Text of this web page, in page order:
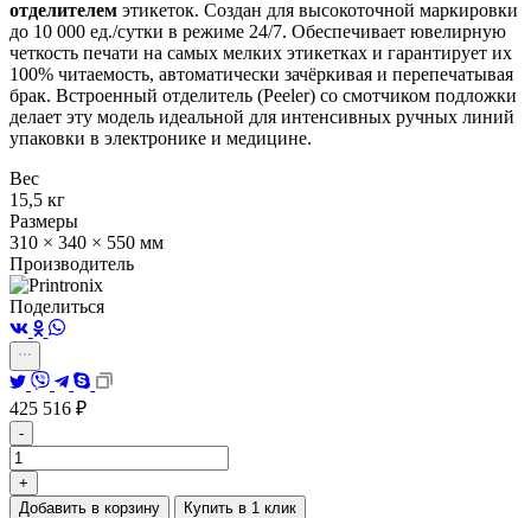
отделителем этикеток. Создан для высокоточной маркировки
до 10 000 ед./сутки в режиме 24/7. Обеспечивает ювелирную
четкость печати на самых мелких этикетках и гарантирует их
100% читаемость, автоматически зачёркивая и перепечатывая
брак. Встроенный отделитель (Peeler) со смотчиком подложки
делает эту модель идеальной для интенсивных ручных линий
упаковки в электронике и медицине.
Вес
15,5 кг
Размеры
310 × 340 × 550 мм
Производитель
Поделиться
425 516 ₽
-
+
Добавить в корзину
Купить в 1 клик